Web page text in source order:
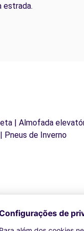
estrada.
| Almofada
Pneus de Inverno